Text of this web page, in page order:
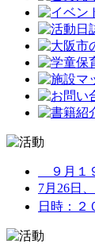
９月１
7月26日
日時：２